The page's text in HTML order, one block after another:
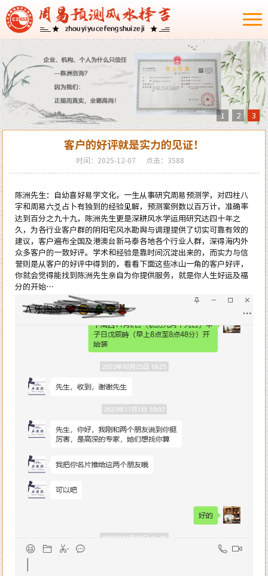
1 2 3
客户的好评就是实力的见证！
时间：2025-12-07 点击：3588
陈洲先生：自幼喜好易学文化，一生从事研究周易预测学，对四柱八
字和周易六爻 占卜有独到的经验见解，预测案例数以百万计，准确率
达到百分之九十九，陈洲先生更是深耕风水学运用研究达四十年之
久，为各行业客户群的阴阳宅风水勘舆与调理提供了切实可靠有效的
建议，客户遍布全国及港澳台新马泰各地各个行业人群，深得海内外
众多客户的一致好评。学术和经验是靠时间沉淀出来的，而实力与信
誉则是从客户的好评中得到的，看看下面这些冰山一角的客户好评，
你就会觉得能找到陈洲先生亲自为你提供服务，就是你人生好运及福
分的开始…